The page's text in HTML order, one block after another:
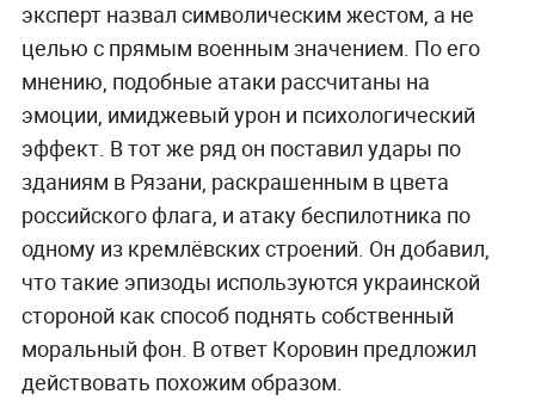
эксперт назвал символическим жестом, а не
целью с прямым военным значением. По его
мнению, подобные атаки рассчитаны на
эмоции, имиджевый урон и психологический
эффект. В тот же ряд он поставил удары по
зданиям в Рязани, раскрашенным в цвета
российского флага, и атаку беспилотника по
одному из кремлёвских строений. Он добавил,
что такие эпизоды используются украинской
стороной как способ поднять собственный
моральный фон. В ответ Коровин предложил
действовать похожим образом.